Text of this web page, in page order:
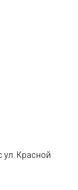
ул. Красной